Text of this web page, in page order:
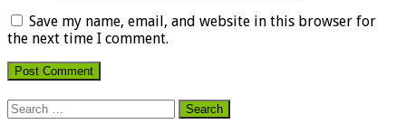
Save my name, email, and website in this browser for
the next time I comment.
Search
for: